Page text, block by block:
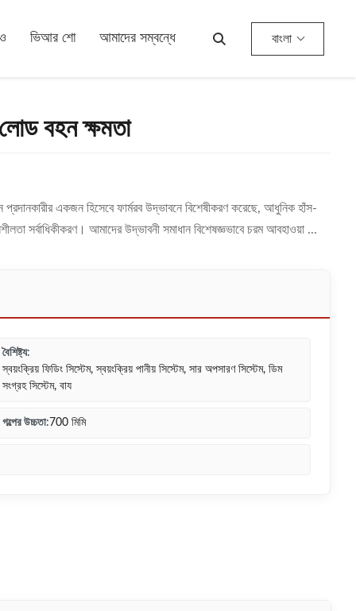
ভিআর শো আমাদের সম্বন্ধে বাংলা
বহন ক্ষমতা
একজন হিসেবে ফার্মরব উদ্ভাবনে বিশেষীকরণ করেছে, আধুনিক হাঁস-
সর্বাধিকীকরণ। আমাদের উদ্ভাবনী সমাধান বিশেষজ্ঞভাবে চরম আবহাওয়া ...
বৈশিষ্ট্য:
স্বয়ংক্রিয় ফিডিং সিস্টেম, স্বয়ংক্রিয় পানীয় সিস্টেম, সার অপসারণ সিস্টেম, ডিম
সংগ্রহ সিস্টেম, বায
গল্পের উচ্চতা:700 মিমি